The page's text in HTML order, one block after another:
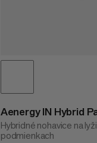
Aenergy IN Hybrid
Hybridné nohavice na
podmienkach